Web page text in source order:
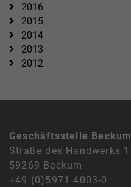
2016
2015
2014
2013
2012
Geschäftsstelle Beckum
Straße des Handwerks 1
59269 Beckum
+49 (0)5971 4003-0